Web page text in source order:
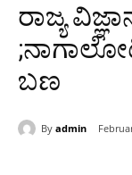
ರಾಜ್ಯ
ಬಣ
By admin